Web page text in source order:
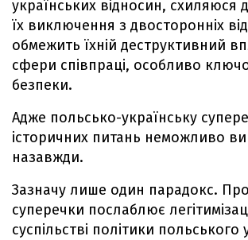
українських відносин, схиляюся
їх виключення з двосторонніх
обмежить їхній деструктивний
сфери співпраці, особливо
безпеки.
Адже польсько-українську
історичних питань неможливо
назавжди.
Зазначу лише один парадокс.
суперечки послаблює
суспільстві політики